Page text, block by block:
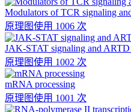
Modulators of TCR signaling
原理图使用 1006 次
JAK-STAT signaling and ARTD
原理图使用 1002 次
mRNA processing
原理图使用 1001 次